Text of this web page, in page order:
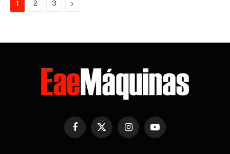
1 2 3 Next
Facebook
X
InstagramYouTube